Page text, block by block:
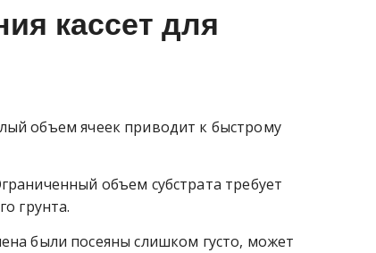
кассет для
объем ячеек приводит к быстрому
объем субстрата требует
грунта.
были посеяны слишком густо, может